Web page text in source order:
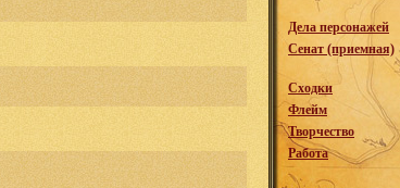
Дела персонажей
Сенат (приемная)
Сходки
Флейм
Творчество
Работа